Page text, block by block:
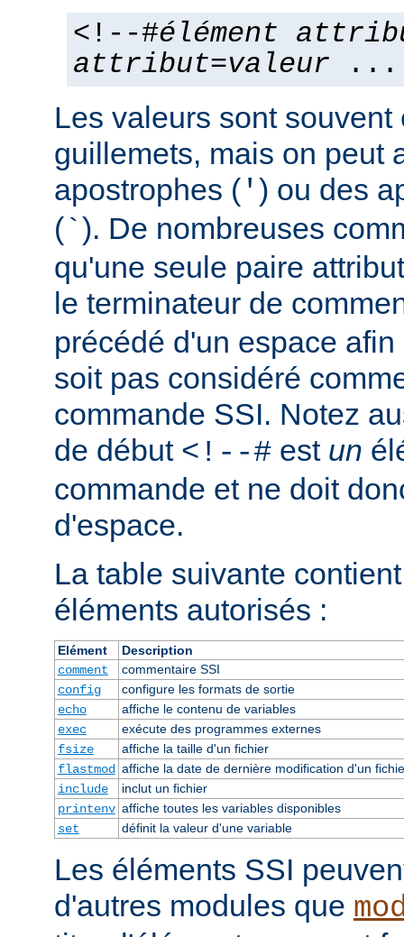
<!--#élément
attribut=valeur ...
Les valeurs sont souvent
guillemets, mais on peut
apostrophes ( ' ) ou des
(`). De nombreuses
qu'une seule paire
le terminateur de
précédé d'un espace
soit pas considéré
commande SSI. Notez
de début <!--# est un
commande et ne doit
d'espace.
La table suivante
éléments autorisés :
Elément
Description
comment
commentaire SSI
config
configure les formats de sortie
echo
affiche le contenu de variables
exec
exécute des programmes externes
fsize
affiche la taille d'un fichier
flastmod affiche la date de dernière modification d'un
include
inclut un fichier
printenv affiche toutes les variables disponibles
set
définit la valeur d'une variable
Les éléments SSI
d'autres modules que